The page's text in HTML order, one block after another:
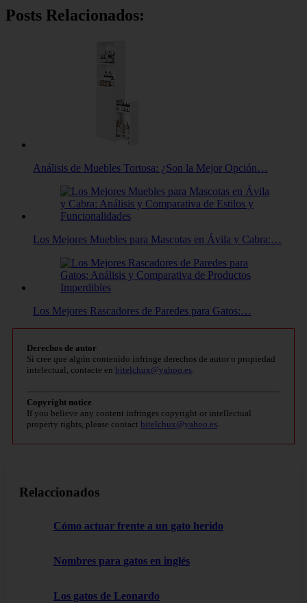
Posts Relacionados:
Análisis de Muebles Tortosa: ¿Son la Mejor Opción…
Los Mejores Muebles para Mascotas en Ávila y Cabra:…
Los Mejores Rascadores de Paredes para Gatos:…
Derechos de autor
Si cree que algún contenido infringe derechos de autor o propiedad
intelectual, contacte en bitelchux@yahoo.es.
Copyright notice
If you believe any content infringes copyright or intellectual
property rights, please contact bitelchux@yahoo.es.
Relaccionados
Cómo actuar frente a un gato herido
Nombres para gatos en inglés
Los gatos de Leonardo